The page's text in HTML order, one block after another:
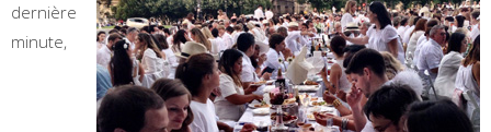
dernière
minute,